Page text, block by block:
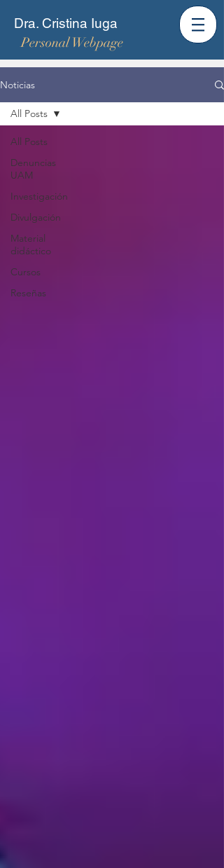
Dra. Cristina Iuga
Personal Webpage
Noticias
All Posts
Denuncias
UAM
Investigación
Divulgación
Material
didáctico
Cursos
Reseñas
All Posts